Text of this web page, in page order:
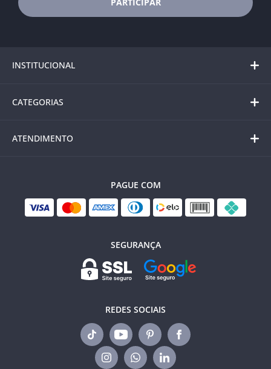
INSTITUCIONAL
CATEGORIAS
ATENDIMENTO
PAGUE COM
SEGURANÇA
REDES SOCIAIS